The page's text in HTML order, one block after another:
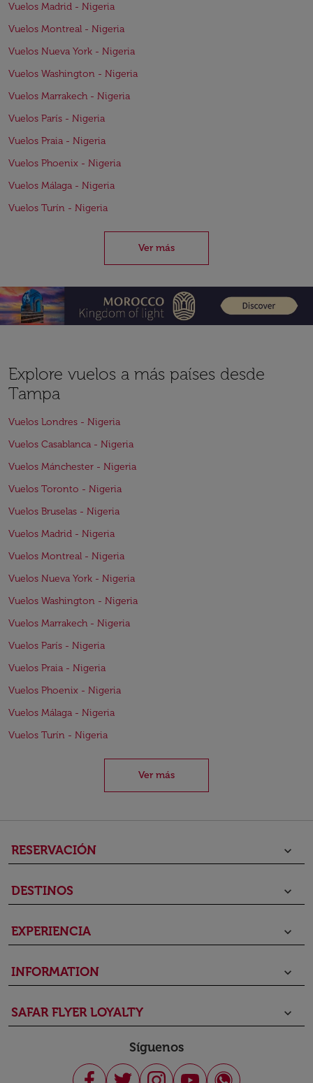
Vuelos Madrid - Nigeria
Vuelos Montreal - Nigeria
Vuelos Nueva York - Nigeria
Vuelos Washington - Nigeria
Vuelos Marrakech - Nigeria
Vuelos París - Nigeria
Vuelos Praia - Nigeria
Vuelos Phoenix - Nigeria
Vuelos Málaga - Nigeria
Vuelos Turín - Nigeria
Ver más
Explore vuelos a más países desde
Tampa
Vuelos Londres - Nigeria
Vuelos Casablanca - Nigeria
Vuelos Mánchester - Nigeria
Vuelos Toronto - Nigeria
Vuelos Bruselas - Nigeria
Vuelos Madrid - Nigeria
Vuelos Montreal - Nigeria
Vuelos Nueva York - Nigeria
Vuelos Washington - Nigeria
Vuelos Marrakech - Nigeria
Vuelos París - Nigeria
Vuelos Praia - Nigeria
Vuelos Phoenix - Nigeria
Vuelos Málaga - Nigeria
Vuelos Turín - Nigeria
Ver más
RESERVACIÓN keyboard_arrow_down
DESTINOS keyboard_arrow_down
EXPERIENCIA keyboard_arrow_down
INFORMATION keyboard_arrow_down
SAFAR FLYER LOYALTY keyboard_arrow_down
Síguenos